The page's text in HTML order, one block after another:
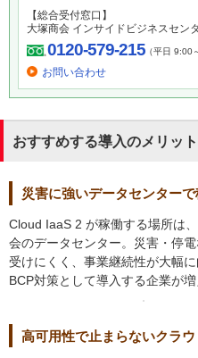
【総合受付窓口】
大塚商会 インサイドビジネスセン
0120-579-215（平日 9:00
お問い合わせ
おすすめする導入のメリット
災害に強いデータセンター
Cloud IaaS 2 が稼働する場所は
会のデータセンター。災害・停
受けにくく、事業継続性が大幅に
BCP対策として導入する企業が増
高可用性で止まらないクラ